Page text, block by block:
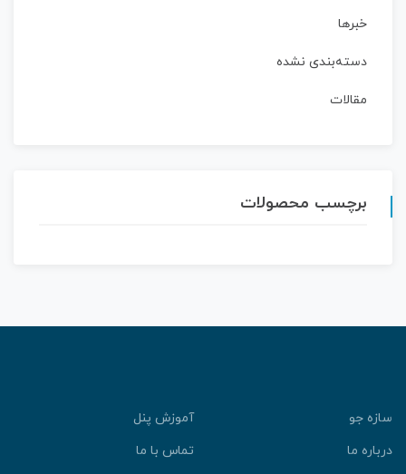
خبرها
دسته‌بندی نشده
مقالات
برچسب محصولات
سازه جو
آموزش پنل
درباره ما
تماس با ما